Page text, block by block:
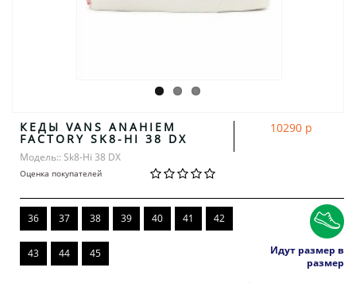
КЕДЫ VANS ANAHIEM
FACTORY SK8-HI 38 DX
Модель:: Sk8-Hi 38 DX
Оценка покупателей
10290 р
36 37 38 39 40 41 42
43 44 45
Идут размер в
размер